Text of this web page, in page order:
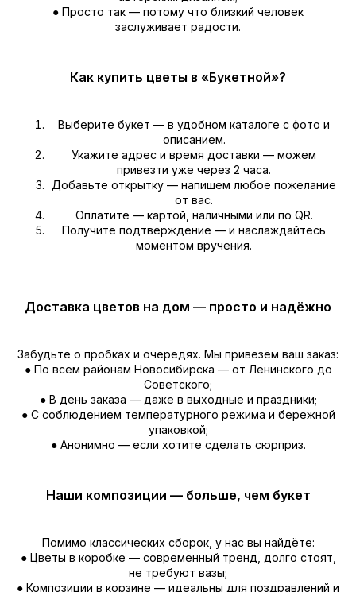
● Просто так — потому что близкий человек
заслуживает радости.
Как купить цветы в «Букетной»?
Выберите букет — в удобном каталоге с фото и
описанием.
Укажите адрес и время доставки — можем
привезти уже через 2 часа.
Добавьте открытку — напишем любое пожелание
от вас.
Оплатите — картой, наличными или по QR.
Получите подтверждение — и наслаждайтесь
моментом вручения.
Доставка цветов на дом — просто и надёжно
Забудьте о пробках и очередях. Мы привезём ваш заказ:
● По всем районам Новосибирска — от Ленинского до
Советского;
● В день заказа — даже в выходные и праздники;
● С соблюдением температурного режима и бережной
упаковкой;
● Анонимно — если хотите сделать сюрприз.
Наши композиции — больше, чем букет
Помимо классических сборок, у нас вы найдёте:
● Цветы в коробке — современный тренд, долго стоят,
не требуют вазы;
● Композиции в корзине — идеальны для поздравлений и